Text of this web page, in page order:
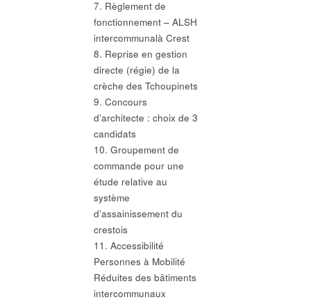
7. Règlement de
fonctionnement – ALSH
intercommunalà Crest
8. Reprise en gestion
directe (régie) de la
crèche des Tchoupinets
9. Concours
d’architecte : choix de 3
candidats
10. Groupement de
commande pour une
étude relative au
système
d’assainissement du
crestois
11. Accessibilité
Personnes à Mobilité
Réduites des bâtiments
intercommunaux